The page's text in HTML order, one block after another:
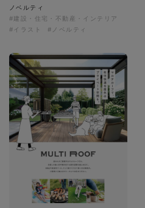
ノベルティ
#建設・住宅・不動産・インテリア
#イラスト
#ノベルティ